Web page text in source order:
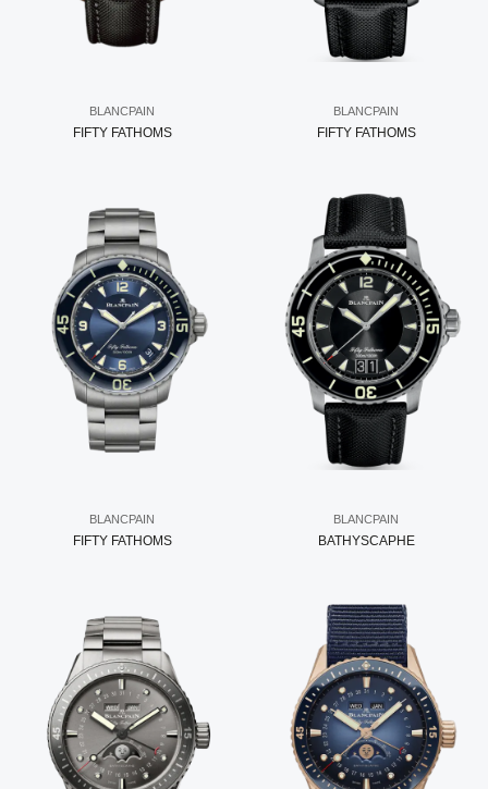
BLANCPAIN
FIFTY FATHOMS
BLANCPAIN
FIFTY FATHOMS
BLANCPAIN
FIFTY FATHOMS
BLANCPAIN
BATHYSCAPHE